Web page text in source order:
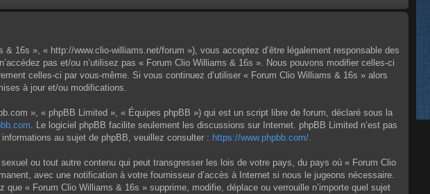
16s », « http://www.clio-williams.net/forum »), vous acceptez d’être légalement responsable des
pas et/ou n’utilisez pas « Forum Clio Williams & 16s ». Nous pouvons modifier celles-ci
celles-ci par vous-même. Si vous continuez d’utiliser « Forum Clio Williams & 16s » alors
à jour et/ou modifications.
», « phpBB Limited », « Équipes phpBB ») qui est un script libre de forum, déclaré sous la
. Le logiciel phpBB facilite seulement les discussions sur Internet. phpBB Limited n’est pas
au sujet de phpBB, veuillez consulter : https://www.phpbb.com/.
ou tout autre contenu qui peut transgresser les lois de votre pays, du pays où « Forum Clio
avec une notification à votre fournisseur d’accès à Internet si nous le jugeons nécessaire.
« Forum Clio Williams & 16s » supprime, modifie, déplace ou verrouille n’importe quel sujet